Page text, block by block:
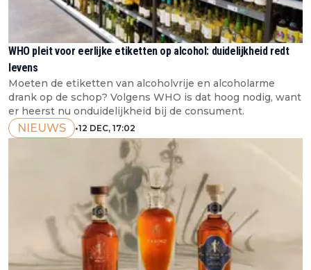
WHO pleit voor eerlijke etiketten op alcohol: duidelijkheid redt
levens
Moeten de etiketten van alcoholvrije en alcoholarme
drank op de schop? Volgens WHO is dat hoog nodig, want
er heerst nu onduidelijkheid bij de consument.
NIEUWS •12 DEC, 17:02